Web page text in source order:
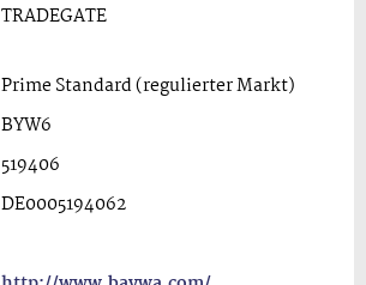
TRADEGATE
Prime Standard (regulierter Markt)
BYW6
519406
DE0005194062